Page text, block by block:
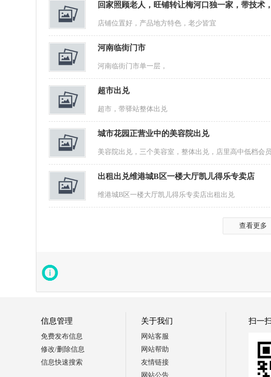
回家照顾老人，旺铺转让梅河口独一家，带技术
店铺位置好，产品地方特色，老少皆宜
河南临街门市
河南临街门市单一层，
超市出兑
超市，带驿站整体出兑
城市花园正营业中的美容院出兑
美容院出兑，三个美容室，整体出兑，店里高中低档会
出租出兑维港城B区一楼大厅凯儿得乐专卖店
维港城B区一楼大厅凯儿得乐专卖店出租出兑
查看更多
信息管理
免费发布信息
修改/删除信息
信息快速搜索
关于我们
网站客服
网站帮助
友情链接
网站公告
扫一